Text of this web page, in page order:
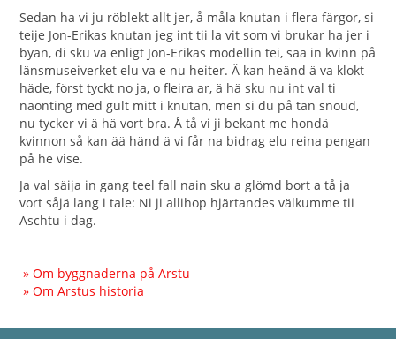
Sedan ha vi ju röblekt allt jer, å måla knutan i flera färgor, si
teije Jon-Erikas knutan jeg int tii la vit som vi brukar ha jer i
byan, di sku va enligt Jon-Erikas modellin tei, saa in kvinn på
länsmuseiverket elu va e nu heiter. Ä kan heänd ä va klokt
häde, först tyckt no ja, o fleira ar, ä hä sku nu int val ti
naonting med gult mitt i knutan, men si du på tan snöud,
nu tycker vi ä hä vort bra. Å tå vi ji bekant me hondä
kvinnon så kan ää händ ä vi får na bidrag elu reina pengan
på he vise.
Ja val säija in gang teel fall nain sku a glömd bort a tå ja
vort såjä lang i tale: Ni ji allihop hjärtandes välkumme tii
Aschtu i dag.
» Om byggnaderna på Arstu
» Om Arstus historia